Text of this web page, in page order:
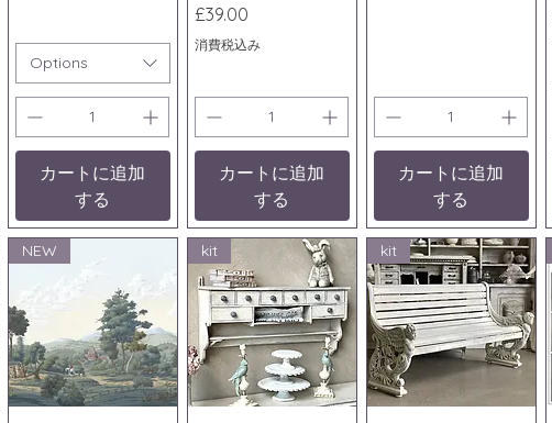
Options
カートに追加
する
価格
£39.00
消費税込み
カートに追加
する
カートに追加
する
NEW kit kit